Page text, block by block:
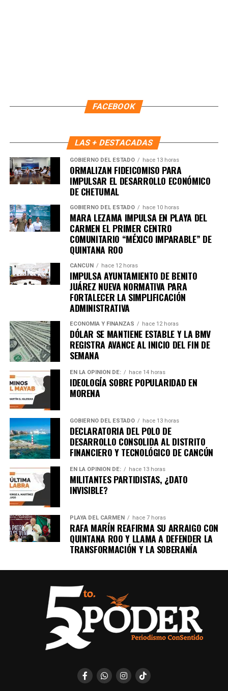
Recibe las noticias al instante
Únete al canal oficial de WhatsApp de
Quinto Podery recibe las noticias más
importantes de Quintana Roo directamente
en tu teléfono.
Unirme al canal de WhatsApp
FACEBOOK
LAS + DESTACADAS
GOBIERNO DEL ESTADO hace 13 horas
ORMALIZAN FIDEICOMISO PARA
IMPULSAR EL DESARROLLO ECONÓMICO
DE CHETUMAL
GOBIERNO DEL ESTADO hace 10 horas
MARA LEZAMA IMPULSA EN PLAYA DEL
CARMEN EL PRIMER CENTRO
COMUNITARIO “MÉXICO IMPARABLE” DE
QUINTANA ROO
CANCÚN hace 12 horas
IMPULSA AYUNTAMIENTO DE BENITO
JUÁREZ NUEVA NORMATIVA PARA
FORTALECER LA SIMPLIFICACIÓN
ADMINISTRATIVA
ECONOMÍA Y FINANZAS hace 12 horas
DÓLAR SE MANTIENE ESTABLE Y LA BMV
REGISTRA AVANCE AL INICIO DEL FIN DE
SEMANA
EN LA OPINIÓN DE: hace 14 horas
IDEOLOGÍA SOBRE POPULARIDAD EN
MORENA
GOBIERNO DEL ESTADO hace 13 horas
DECLARATORIA DEL POLO DE
DESARROLLO CONSOLIDA AL DISTRITO
FINANCIERO Y TECNOLÓGICO DE CANCÚN
EN LA OPINIÓN DE: hace 13 horas
MILITANTES PARTIDISTAS, ¿DATO
INVISIBLE?
PLAYA DEL CARMEN hace 7 horas
RAFA MARÍN REAFIRMA SU ARRAIGO CON
QUINTANA ROO Y LLAMA A DEFENDER LA
TRANSFORMACIÓN Y LA SOBERANÍA